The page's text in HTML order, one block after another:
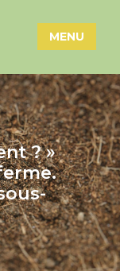
MENU
? »